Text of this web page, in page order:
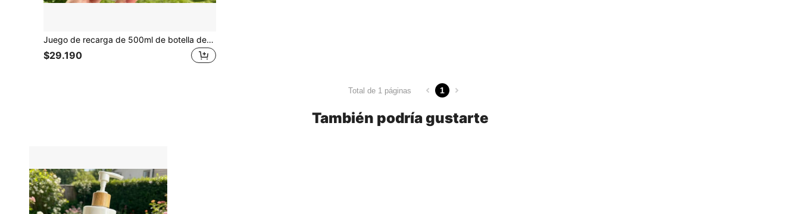
Juego de recarga de 500ml de botella de pared gruesa marrón para champú, gel de baño, acondicionador + exfoliante corporal de sal marina, mascarilla capilar en empaque individual
$29.190
Total de 1 páginas 1
También podría gustarte